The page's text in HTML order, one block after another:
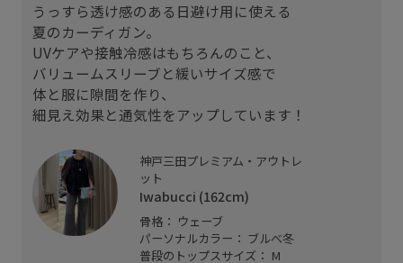
うっすら透け感のある日避け用に使える
夏のカーディガン。
UVケアや接触冷感はもちろんのこと、
バリュームスリーブと緩いサイズ感で
体と服に隙間を作り、
細見え効果と通気性をアップしています！
神戸三田プレミアム・アウトレ
ット
Iwabucci (162cm)
骨格： ウェーブ
パーソナルカラー： ブルべ冬
普段のトップスサイズ： M